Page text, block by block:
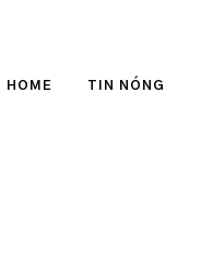
HOME TIN NÓNG